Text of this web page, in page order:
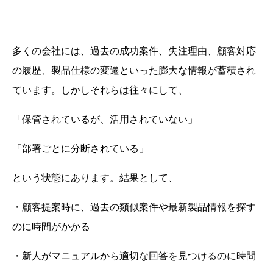
多くの会社には、過去の成功案件、失注理由、顧客対応
の履歴、製品仕様の変遷といった膨大な情報が蓄積され
ています。しかしそれらは往々にして、
「保管されているが、活用されていない」
「部署ごとに分断されている」
という状態にあります。結果として、
・顧客提案時に、過去の類似案件や最新製品情報を探す
のに時間がかかる
・新人がマニュアルから適切な回答を見つけるのに時間